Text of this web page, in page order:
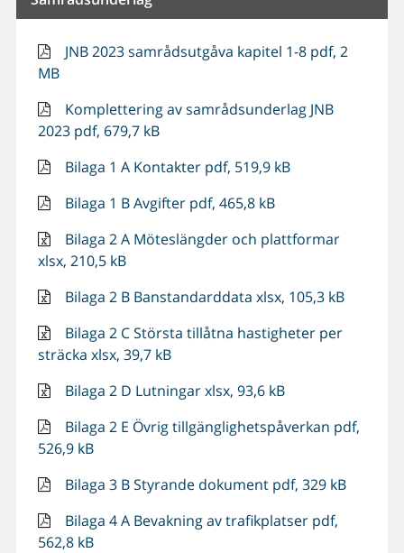
JNB 2023 samrådsutgåva kapitel 1-8 pdf, 2
MB
Komplettering av samrådsunderlag JNB
2023 pdf, 679,7 kB
Bilaga 1 A Kontakter pdf, 519,9 kB
Bilaga 1 B Avgifter pdf, 465,8 kB
Bilaga 2 A Möteslängder och plattformar
xlsx, 210,5 kB
Bilaga 2 B Banstandarddata xlsx, 105,3 kB
Bilaga 2 C Största tillåtna hastigheter per
sträcka xlsx, 39,7 kB
Bilaga 2 D Lutningar xlsx, 93,6 kB
Bilaga 2 E Övrig tillgänglighetspåverkan pdf,
526,9 kB
Bilaga 3 B Styrande dokument pdf, 329 kB
Bilaga 4 A Bevakning av trafikplatser pdf,
562,8 kB